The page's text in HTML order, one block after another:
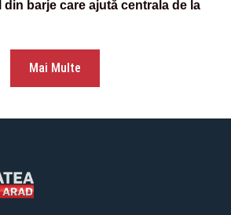
barje care ajută centrala de la
Mai Multe